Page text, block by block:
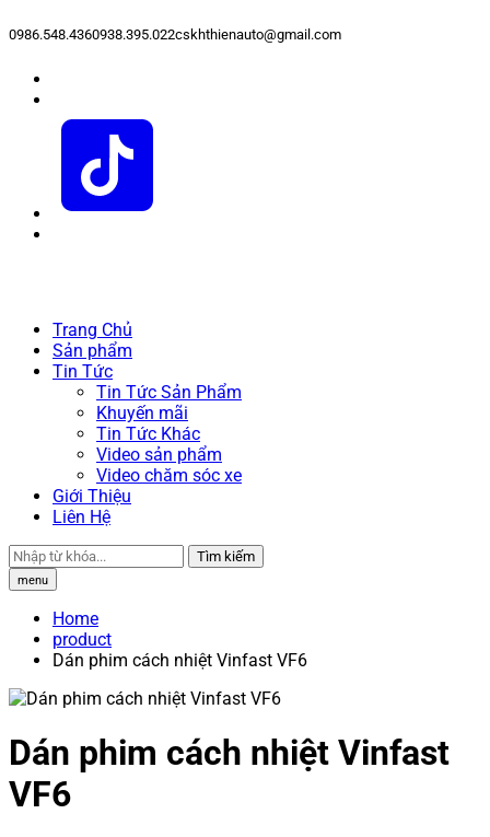
0986.548.4360938.395.022cskhthienauto@gmail.com
Trang Chủ
Sản phẩm
Tin Tức
Tin Tức Sản Phẩm
Khuyến mãi
Tin Tức Khác
Video sản phẩm
Video chăm sóc xe
Giới Thiệu
Liên Hệ
Tìm kiếm
menu
Home
product
Dán phim cách nhiệt Vinfast VF6
Dán phim cách nhiệt Vinfast
VF6